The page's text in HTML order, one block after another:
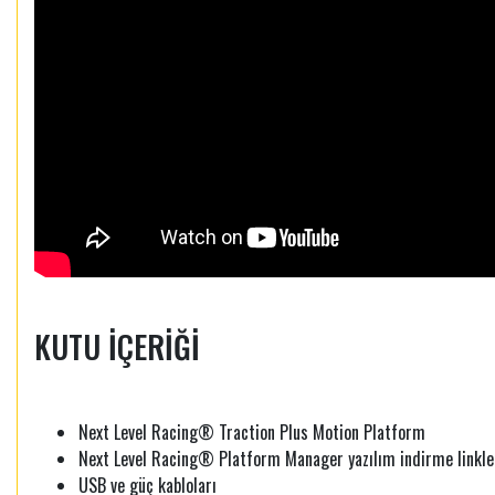
KUTU İÇERİĞİ
Next Level Racing® Traction Plus Motion Platform
Next Level Racing® Platform Manager yazılım indirme
USB ve güç kabloları